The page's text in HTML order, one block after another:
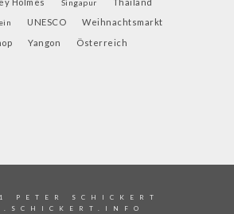
Singapur
UNESCO Weihnachtsmarkt
Yangon Österreich
PETER SCHICKERT